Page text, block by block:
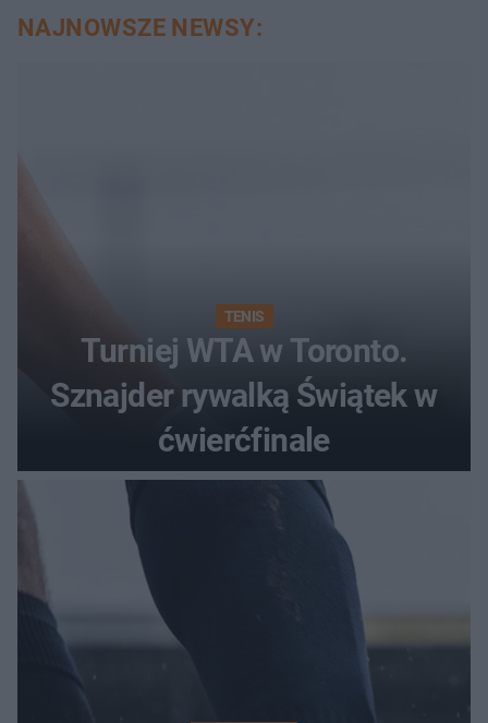
NAJNOWSZE NEWSY:
TENIS
Turniej WTA w Toronto.
Sznajder rywalką Świątek w
ćwierćfinale